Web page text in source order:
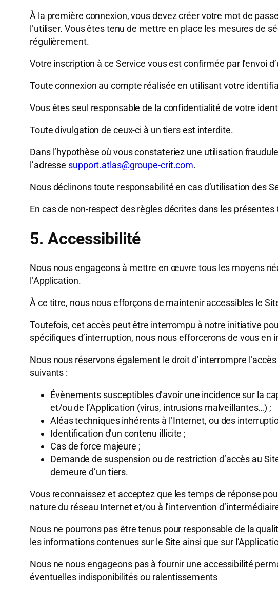
À la première connexion, vous devez créer votre mot de
l’utiliser. Vous êtes tenu de mettre en place les mesures de
régulièrement.
Votre inscription à ce Service vous est confirmée par l’envoi
Toute connexion au compte réalisée en utilisant votre
Vous êtes seul responsable de la confidentialité de votre
Toute divulgation de ceux-ci à un tiers est interdite.
Dans l’hypothèse où vous constateriez une utilisation
l’adresse support.atlas@groupe-crit.com.
Nous déclinons toute responsabilité en cas d’utilisation des
En cas de non-respect des règles décrites dans les
5. Accessibilité
Nous nous engageons à mettre en œuvre tous les moyens
l’Application.
À ce titre, nous nous efforçons de maintenir accessibles le
Toutefois, cet accès peut être interrompu à notre initiative
spécifiques d’interruption, nous nous efforcerons de vous
Nous nous réservons également le droit d’interrompre
suivants :
Évènements susceptibles d’avoir une incidence sur la
et/ou de l’Application (virus, intrusions malveillantes…) ;
Aléas techniques inhérents à l’Internet, ou des
Identification d’un contenu illicite ;
Cas de force majeure ;
Demande de suspension ou de restriction d’accès au
demeure d’un tiers.
Vous reconnaissez et acceptez que les temps de réponse
nature du réseau Internet et/ou à l’intervention
Nous ne pourrons pas être tenus pour responsable de la
les informations contenues sur le Site ainsi que sur
Nous ne nous engageons pas à fournir une accessibilité
éventuelles indisponibilités ou ralentissements